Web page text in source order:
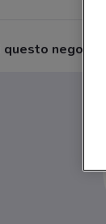
negozio